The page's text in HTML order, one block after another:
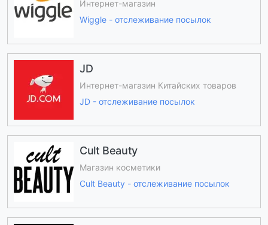
Интернет-магазин
Wiggle - отслеживание посылок
JD
Интернет-магазин Китайских товаров
JD - отслеживание посылок
Cult Beauty
Магазин косметики
Cult Beauty - отслеживание посылок